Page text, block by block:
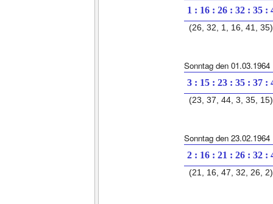
1 : 16 : 26 : 32 : 35 :
(26, 32, 1, 16, 41, 35)
Sonntag den 01.03.1964
3 : 15 : 23 : 35 : 37 :
(23, 37, 44, 3, 35, 15)
Sonntag den 23.02.1964
2 : 16 : 21 : 26 : 32 :
(21, 16, 47, 32, 26, 2)